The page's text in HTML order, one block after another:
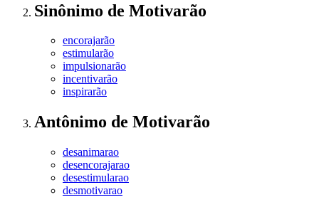
Sinônimo de Motivarão
encorajarão
estimularão
impulsionarão
incentivarão
inspirarão
Antônimo de Motivarão
desanimarao
desencorajarao
desestimularao
desmotivarao